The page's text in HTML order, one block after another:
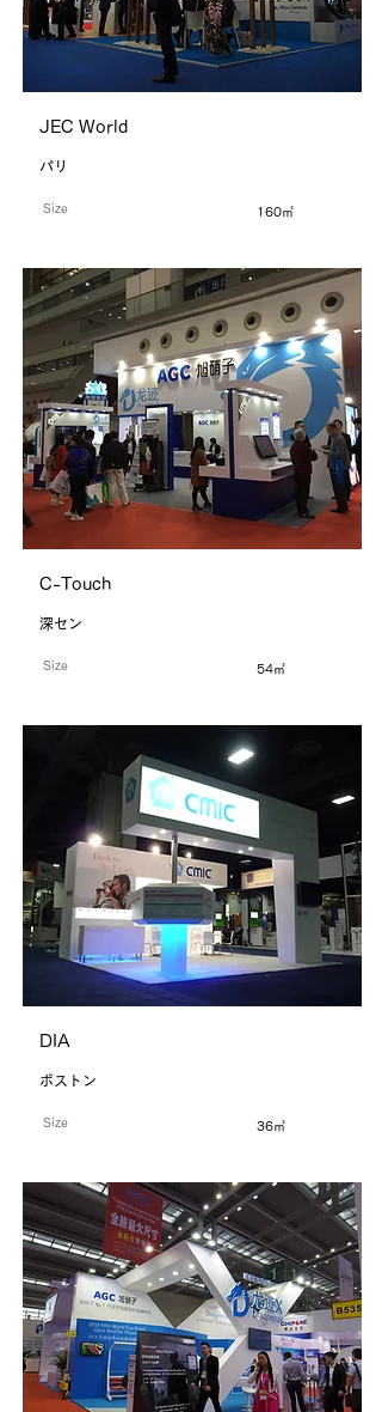
JEC World
パリ
Size 160㎡
C-Touch
深セン
Size 54㎡
DIA
ボストン
Size 36㎡